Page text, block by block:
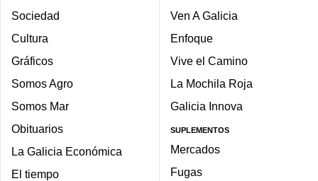
Sociedad
Cultura
Gráficos
Somos Agro
Somos Mar
Obituarios
La Galicia Económica
El tiempo
Ven A Galicia
Enfoque
Vive el Camino
La Mochila Roja
Galicia Innova
SUPLEMENTOS
Mercados
Fugas